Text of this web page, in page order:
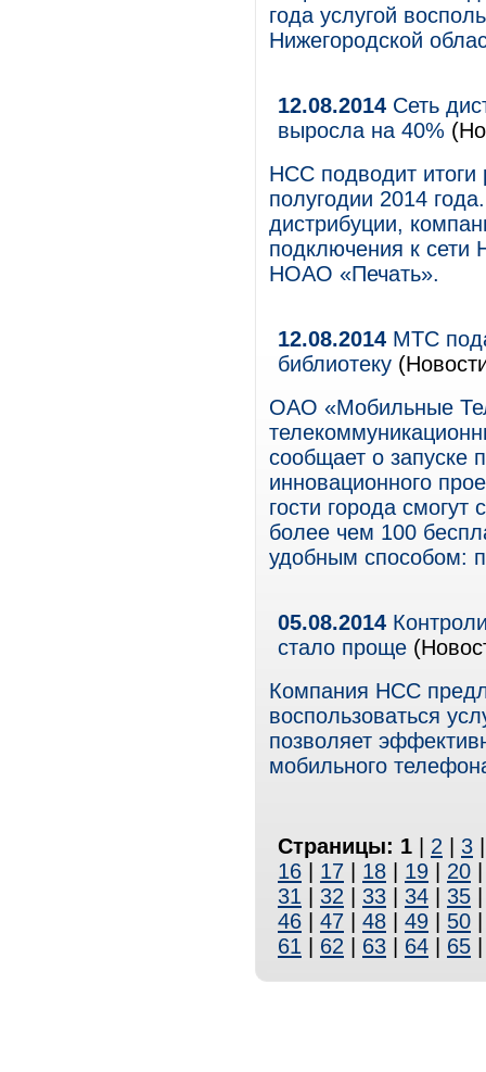
года услугой
Нижегородской
12.08.2014 Сеть
выросла на 40%
НСС подводит итоги
полугодии 2014
дистрибуции,
подключения к сети
НОАО «Печать».
12.08.2014 МТС
библиотеку
ОАО «Мобильные
сообщает о запуске
инновационного
гости города
более чем 100
удобным способом:
05.08.2014
стало проще
Компания НСС
воспользоваться
позволяет
мобильного
Страницы: 1 2 3
16
17 18 19 20
31
32 33 34 35
46
47 48 49 50
61
62 63 64 65